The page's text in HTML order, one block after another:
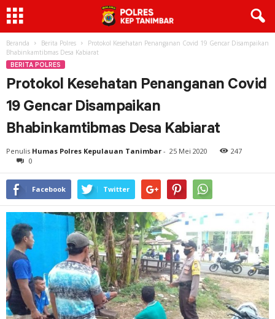
Beranda Berita Polres
Protokol Kesehatan Penanganan Covid 19 Gencar Disampaikan
Bhabinkamtibmas Desa Kabiarat
BERITA POLRES
Protokol Kesehatan Penanganan Covid
19 Gencar Disampaikan
Bhabinkamtibmas Desa Kabiarat
Penulis Humas Polres Kepulauan Tanimbar - 25 Mei 2020
247
0
Facebook Twitter